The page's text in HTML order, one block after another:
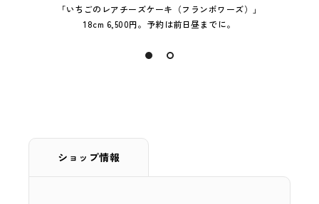
「いちごのレアチーズケーキ（フランボワーズ）」
18cm 6,500円。予約は前日昼までに。
ショップ情報